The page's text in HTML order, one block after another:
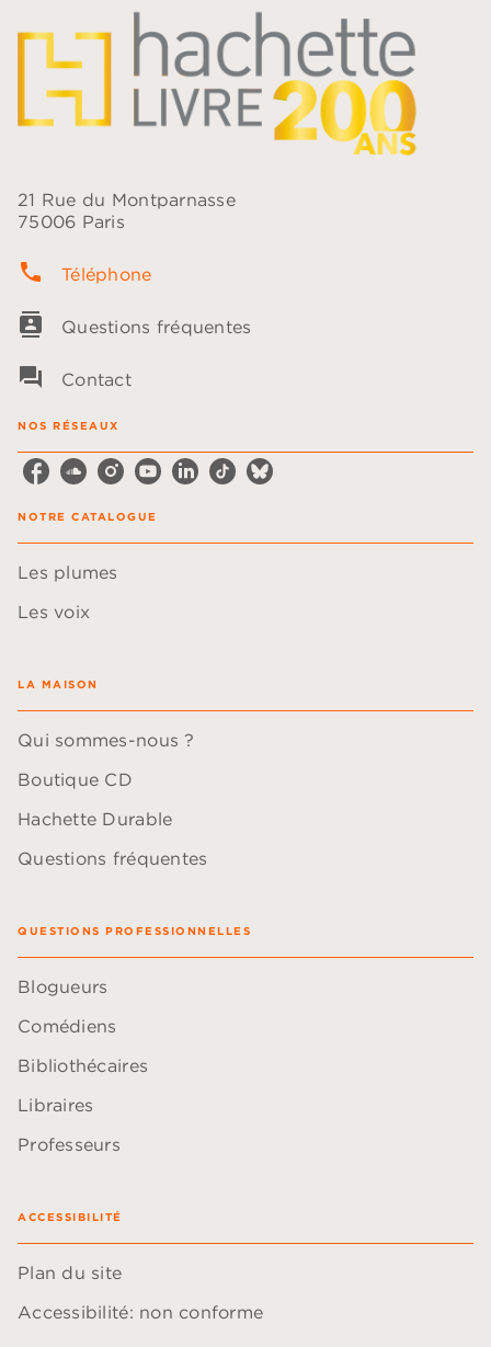
21 Rue du Montparnasse
75006 Paris
phone Téléphone
contacts Questions fréquentes
question_answer Contact
NOS RÉSEAUX
NOTRE CATALOGUE
Les plumes
Les voix
LA MAISON
Qui sommes-nous ?
Boutique CD
Hachette Durable
Questions fréquentes
QUESTIONS PROFESSIONNELLES
Blogueurs
Comédiens
Bibliothécaires
Libraires
Professeurs
ACCESSIBILITÉ
Plan du site
Accessibilité: non conforme